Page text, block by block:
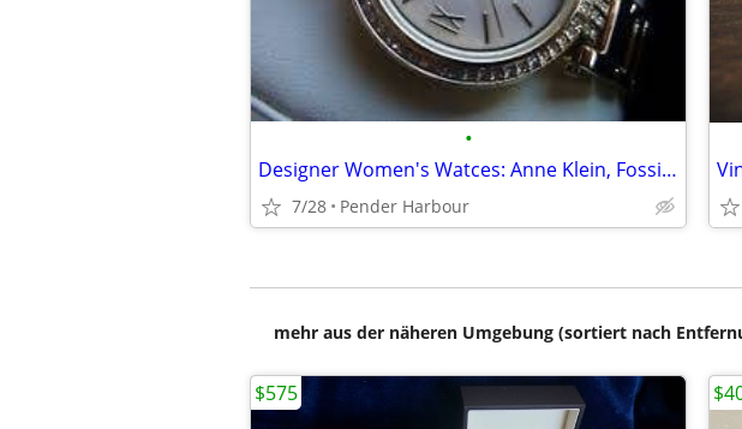
•
Designer Women's Watces: Anne Klein, Fossil, Donna Karan, Guess
7/28 Pender Harbour
mehr aus der näheren Umgebung (sortiert nach
$575